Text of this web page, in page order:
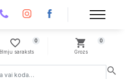
favorite_border
saraksts
0 shopping_cart
Grozs
0
search